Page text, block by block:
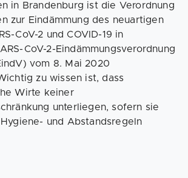
in Brandenburg ist die Verordnung
zur Eindämmung des neuartigen
CoV-2 und COVID-19 in
CoV-2-Eindämmungsverordnung
vom 8. Mai 2020
zu wissen ist, dass
Wirte keiner
unterliegen, sofern sie
und Abstandsregeln